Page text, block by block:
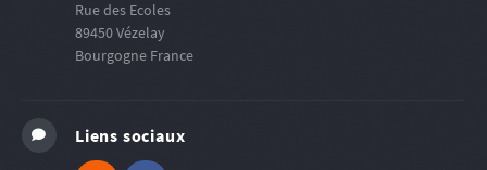
Rue des Ecoles
89450Vézelay
Bourgogne France
Liens sociaux